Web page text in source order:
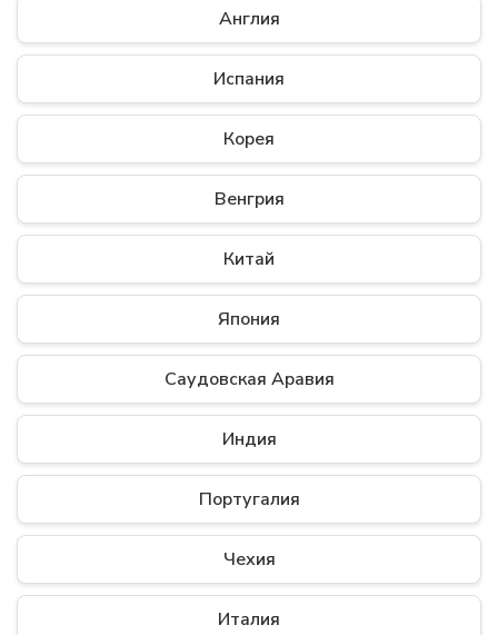
Англия
Испания
Корея
Венгрия
Китай
Япония
Саудовская Аравия
Индия
Португалия
Чехия
Италия